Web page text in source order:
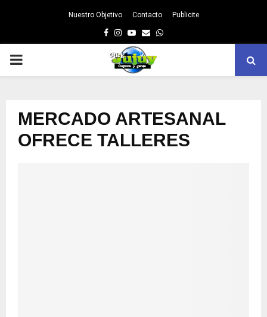
Nuestro Objetivo Contacto Publicite
Facebook
Instagram
Youtube
EmailWhatsapp
PRIMARY
MERCADO ARTESANAL
OFRECE TALLERES